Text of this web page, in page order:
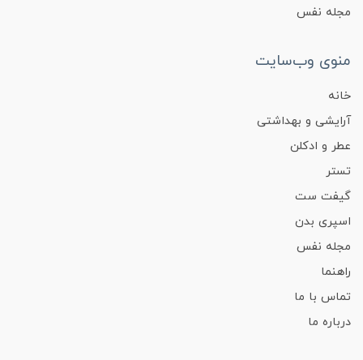
مجله نفس
منوی وب‌سایت
خانه
آرایشی و بهداشتی
عطر و ادکلن
تستر
گیفت ست
اسپری بدن
مجله نفس
راهنما
تماس با ما
درباره ما